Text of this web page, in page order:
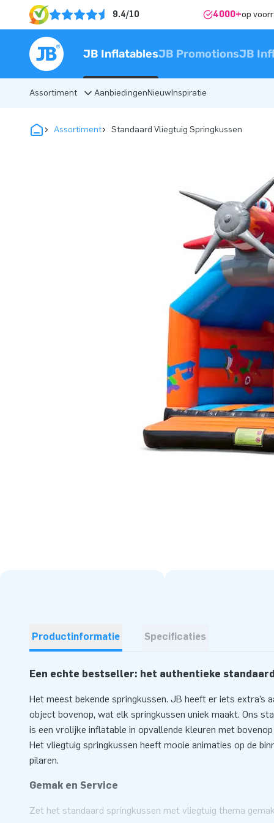
9.4/10 4000+op
JB InflatablesJB PromotionsJB
Assortiment AanbiedingenNieuwInspiratie
Assortiment Standaard Vliegtuig Springkussen
Productinformatie Specificaties
Een echte bestseller: het authentieke
Het meest bekende springkussen. JB heeft er iets extra’s
object bovenop, wat elk springkussen uniek maakt. Ons
is een vrolijke inflatable in opvallende kleuren met
Het vliegtuig springkussen heeft mooie animaties op de
pilaren.
Gemak en Service
Zet het standaard springkussen met vliegtuig thema